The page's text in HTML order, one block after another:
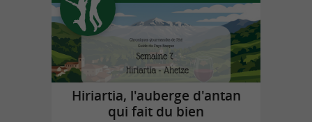
Hiriartia, l'auberge d'antan
qui fait du bien